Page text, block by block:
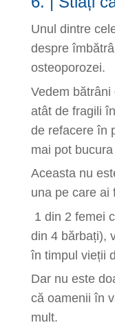
Unul dintre
despre
osteoporozei.
Vedem
atât de fragili
de refacere în
mai pot
Aceasta nu
una pe care ai
1 din 2 femei
din 4 bărbați),
în timpul vieții
Dar nu este
că oamenii în
mult.